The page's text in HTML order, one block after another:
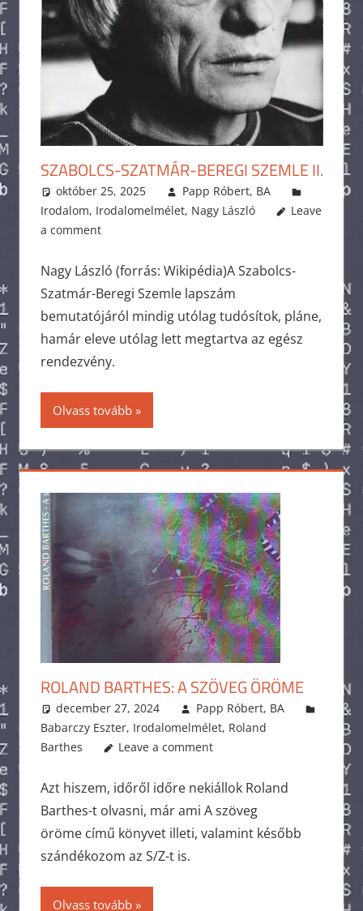
SZABOLCS-SZATMÁR-BEREGI SZEMLE II.
október 25, 2025
Papp Róbert, BA
Irodalom, Irodalomelmélet, Nagy László
Leave
a comment
Nagy László (forrás: Wikipédia)A Szabolcs-
Szatmár-Beregi Szemle lapszám
bemutatójáról mindig utólag tudósítok, pláne,
hamár eleve utólag lett megtartva az egész
rendezvény.
Olvass tovább
ROLAND BARTHES: A SZÖVEG ÖRÖME
december 27, 2024
Papp Róbert, BA
Babarczy Eszter, Irodalomelmélet, Roland
Barthes
Leave a comment
Azt hiszem, időről időre nekiállok Roland
Barthes-t olvasni, már ami A szöveg
öröme című könyvet illeti, valamint később
szándékozom az S/Z-t is.
Olvass tovább